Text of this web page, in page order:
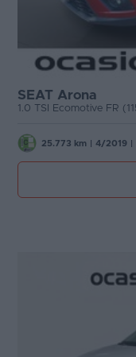
SEAT Arona
1.0 TSI Ecomotive FR
25.773 km 4/2019